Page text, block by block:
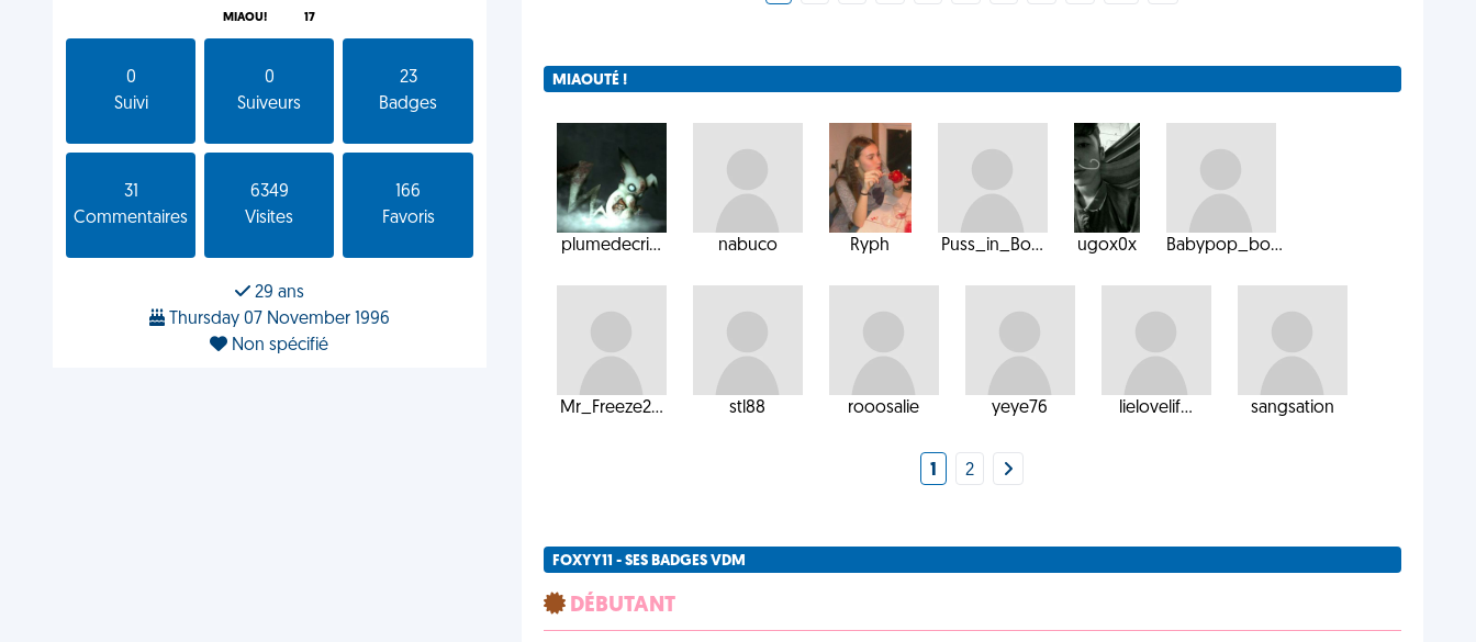
MIAOU! 17
0
Suivi
0
Suiveurs
23
Badges
31
Commentaires
6349
Visites
166
Favoris
29 ans
Thursday 07 November 1996
Non spécifié
MIAOUTÉ !
plumedecri... nabuco Ryph Puss_in_Bo... ugox0x Babypop_bo...
Mr_Freeze2... stl88 rooosalie yeye76 lielovelif... sangsation
1 2
FOXYY11 - SES BADGES VDM
DÉBUTANT